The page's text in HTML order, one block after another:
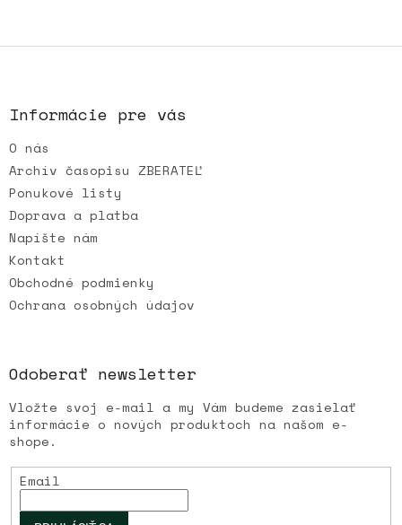
Z
i
e
Informácie pre vás
O nás
Archív časopisu ZBERATEĽ
Ponukové listy
Doprava a platba
Napíšte nám
Kontakt
Obchodné podmienky
Ochrana osobných údajov
Odoberať newsletter
Vložte svoj e-mail a my Vám budeme zasielať
informácie o nových produktoch na našom e-
shope.
Email